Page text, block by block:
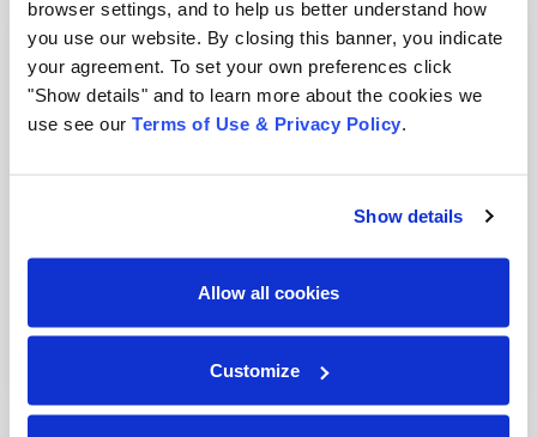
browser settings, and to help us better understand how
you use our website. By closing this banner, you indicate
your agreement. To set your own preferences click
"Show details" and to learn more about the cookies we
use see our Terms of Use & Privacy Policy
Show details
Allow all cookies
Customize
Melhorias na cultura da empresa em 4 passos “não